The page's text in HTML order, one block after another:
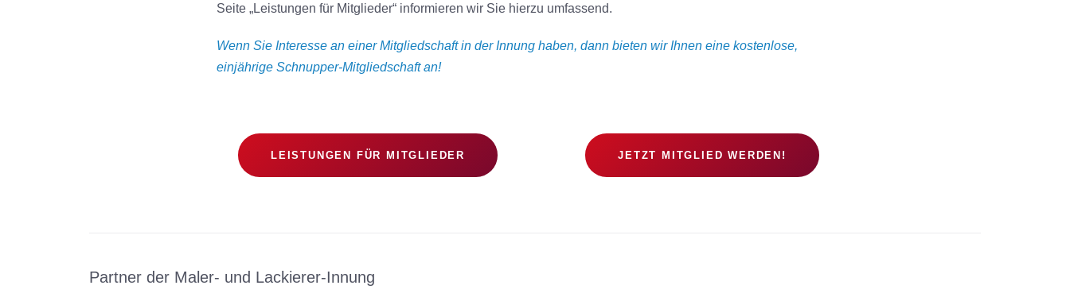
Seite „Leistungen für Mitglieder“ informieren wir Sie hierzu umfassend.
Wenn Sie Interesse an einer Mitgliedschaft in der Innung haben, dann bieten wir Ihnen eine kostenlose,
einjährige Schnupper-Mitgliedschaft an!
LEISTUNGEN FÜR MITGLIEDER JETZT MITGLIED WERDEN!
Partner der Maler- und Lackierer-Innung